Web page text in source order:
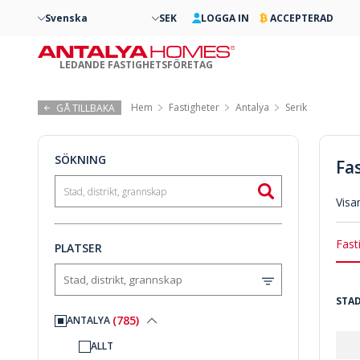
GÅ TILLBAKA Hem Fastigheter Antalya Serik
SÖKNING
PLATSER
ANTALYA (785)
ALLT
Svenska SEK LOGGA IN ACCEPTERAD
LEDANDE FASTIGHETSFÖRETAG